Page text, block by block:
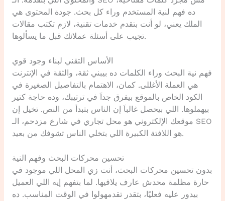
ده فهم لنية المستخدم وراء كل بحث. جودة المحتوى هي
الملك يعني، لو أنت بتقدم خدمات تقنية، لازم تكتب مقالات
تجيب على أسئلة عملائك قبل ما يسألوها.
الأساس التقني لبناء وجود قوي
فهم نية البحث وراء الكلمات ده بيبني ثقة، والثقة في الإنترنت
هي العملة الأغللى. كمان، الاهتمام بالتفاصيل الصغيرة في
الكود الخاص بالموقع بيفرق جداَ في ترتيبك، وده حاجة كتير
بيهملوها. اللي بيحصل غالباَ إن الناس بتبدأ من النص. تخيل إن
موقعك الإلكتروني هو محل تجاري في شارع مزدحم، الـ SEO
هو اللافتة الكبيرة اللي بتخلي الناس تشوفك من بعيد.
تحسين محركات البحث وفهم النية
بدون تحسين محركات البحث، أنت زي المحل اللي موجود في
حارة مظلمة محدش عارف يلاقيها. لما بتفهم إيه اللي العميل
بيدور عليه فعليًا، بتقدر تقدمهولوا في الوقت المناسب. ده